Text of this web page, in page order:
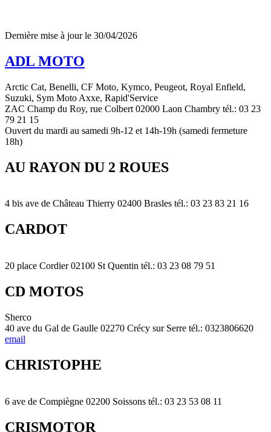
Dernière mise à jour le 30/04/2026
ADL MOTO
Arctic Cat, Benelli, CF Moto, Kymco, Peugeot, Royal Enfield,
Suzuki, Sym Moto Axxe, Rapid'Service
ZAC Champ du Roy, rue Colbert 02000 Laon Chambry tél.: 03 23
79 21 15
Ouvert du mardi au samedi 9h-12 et 14h-19h (samedi fermeture
18h)
AU RAYON DU 2 ROUES
4 bis ave de Château Thierry 02400 Brasles tél.: 03 23 83 21 16
CARDOT
20 place Cordier 02100 St Quentin tél.: 03 23 08 79 51
CD MOTOS
Sherco
40 ave du Gal de Gaulle 02270 Crécy sur Serre tél.: 0323806620
email
CHRISTOPHE
6 ave de Compiègne 02200 Soissons tél.: 03 23 53 08 11
CRISMOTOR